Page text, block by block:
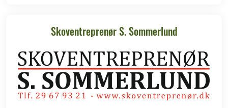
Skoventreprenør S. Sommerlund